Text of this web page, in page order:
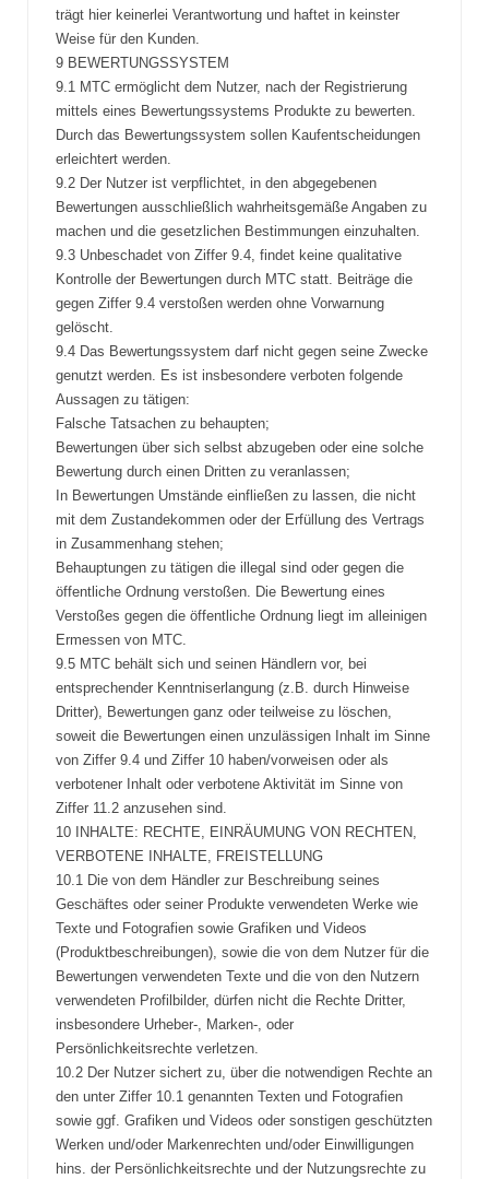
trägt hier keinerlei Verantwortung und haftet in keinster
Weise für den Kunden.
9 BEWERTUNGSSYSTEM
9.1 MTC ermöglicht dem Nutzer, nach der Registrierung
mittels eines Bewertungssystems Produkte zu bewerten.
Durch das Bewertungssystem sollen Kaufentscheidungen
erleichtert werden.
9.2 Der Nutzer ist verpflichtet, in den abgegebenen
Bewertungen ausschließlich wahrheitsgemäße Angaben zu
machen und die gesetzlichen Bestimmungen einzuhalten.
9.3 Unbeschadet von Ziffer 9.4, findet keine qualitative
Kontrolle der Bewertungen durch MTC statt. Beiträge die
gegen Ziffer 9.4 verstoßen werden ohne Vorwarnung
gelöscht.
9.4 Das Bewertungssystem darf nicht gegen seine Zwecke
genutzt werden. Es ist insbesondere verboten folgende
Aussagen zu tätigen:
Falsche Tatsachen zu behaupten;
Bewertungen über sich selbst abzugeben oder eine solche
Bewertung durch einen Dritten zu veranlassen;
In Bewertungen Umstände einfließen zu lassen, die nicht
mit dem Zustandekommen oder der Erfüllung des Vertrags
in Zusammenhang stehen;
Behauptungen zu tätigen die illegal sind oder gegen die
öffentliche Ordnung verstoßen. Die Bewertung eines
Verstoßes gegen die öffentliche Ordnung liegt im alleinigen
Ermessen von MTC.
9.5 MTC behält sich und seinen Händlern vor, bei
entsprechender Kenntniserlangung (z.B. durch Hinweise
Dritter), Bewertungen ganz oder teilweise zu löschen,
soweit die Bewertungen einen unzulässigen Inhalt im Sinne
von Ziffer 9.4 und Ziffer 10 haben/vorweisen oder als
verbotener Inhalt oder verbotene Aktivität im Sinne von
Ziffer 11.2 anzusehen sind.
10 INHALTE: RECHTE, EINRÄUMUNG VON RECHTEN,
VERBOTENE INHALTE, FREISTELLUNG
10.1 Die von dem Händler zur Beschreibung seines
Geschäftes oder seiner Produkte verwendeten Werke wie
Texte und Fotografien sowie Grafiken und Videos
(Produktbeschreibungen), sowie die von dem Nutzer für die
Bewertungen verwendeten Texte und die von den Nutzern
verwendeten Profilbilder, dürfen nicht die Rechte Dritter,
insbesondere Urheber-, Marken-, oder
Persönlichkeitsrechte verletzen.
10.2 Der Nutzer sichert zu, über die notwendigen Rechte an
den unter Ziffer 10.1 genannten Texten und Fotografien
sowie ggf. Grafiken und Videos oder sonstigen geschützten
Werken und/oder Markenrechten und/oder Einwilligungen
hins. der Persönlichkeitsrechte und der Nutzungsrechte zu